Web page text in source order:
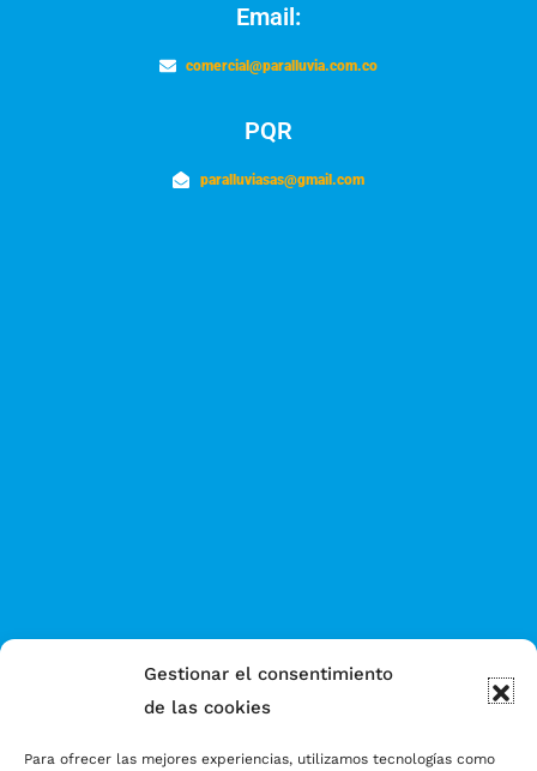
Gestionar el consentimiento
de las cookies
Para ofrecer las mejores experiencias, utilizamos tecnologías como
Email:
comercial@paralluvia.com.co
PQR
paralluviasas@gmail.com